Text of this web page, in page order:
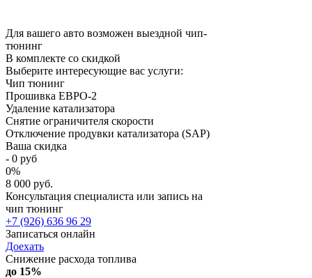
Для вашего авто возможен выездной чип-
тюнинг
В комплекте со скидкой
Выберите интересующие вас услуги:
Чип тюнинг
Прошивка ЕВРО-2
Удаление катализатора
Снятие ограничителя скорости
Отключение продувки катализатора (SAP)
Ваша скидка
- 0 руб
0%
8 000 руб.
Консультация специалиста или запись на
чип тюнинг
+7 (926) 636 96 29
Записаться онлайн
Доехать
Снижение расхода топлива
до 15%